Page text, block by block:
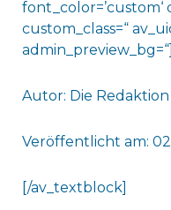
font_color=’custom‘
custom_class=“
admin_preview_bg=“]
Autor: Die Redaktion
Veröffentlicht am:
[/av_textblock]